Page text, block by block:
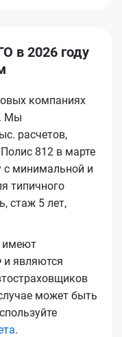
в 2026 году
компаниях
Мы
расчетов,
812 в марте
с минимальной и
типичного
стаж 5 лет,
имеют
являются
может быть
.